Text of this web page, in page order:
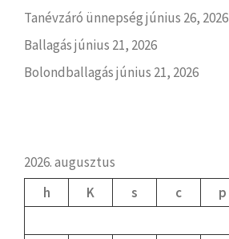
Tanévzáró ünnepségjúnius 26, 2026
Ballagásjúnius 21, 2026
Bolondballagásjúnius 21, 2026
2026. augusztus
h
K s c p